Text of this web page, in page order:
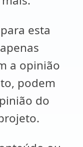
esta
a opinião
podem
do